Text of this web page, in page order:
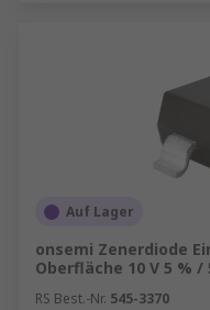
Auf Lager
onsemi Zenerdiode
Oberfläche 10 V 5 % /
RS Best.-Nr. 545-3370